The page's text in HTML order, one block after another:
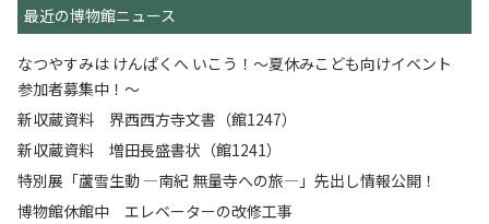
最近の博物館ニュース
なつやすみは けんぱくへ いこう！～夏休みこども向けイベント
参加者募集中！～
新収蔵資料 界西西方寺文書（館1247）
新収蔵資料 増田長盛書状（館1241）
特別展「蘆雪生動 ―南紀 無量寺への旅―」先出し情報公開！
博物館休館中 エレベーターの改修工事